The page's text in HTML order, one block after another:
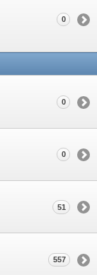
0
0
0
51
557